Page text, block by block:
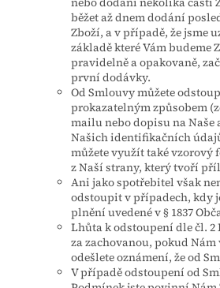
běžet až dnem dodání
Zboží, a v případě, že jsme
základě které Vám budeme
pravidelně a opakovaně,
první dodávky.
Od Smlouvy můžete
prokazatelným způsobem
mailu nebo dopisu na Naše
Našich identifikačních
můžete využít také
z Naší strany, který tvoří
Ani jako spotřebitel však
odstoupit v případech, kdy
plnění uvedené v § 1837
Lhůta k odstoupení dle čl. 2
za zachovanou, pokud
odešlete oznámení, že od
V případě odstoupení od